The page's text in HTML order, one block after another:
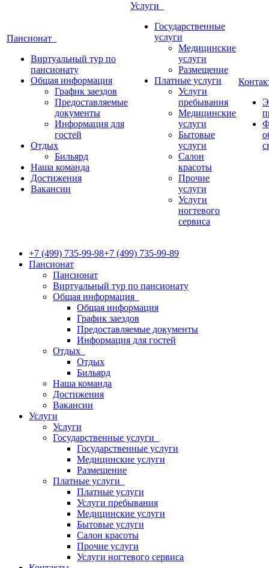
Пансионат
Виртуальный тур по
пансионату
Общая информация
График заездов
Предоставляемые
документы
Информация для
гостей
Отдых
Бильярд
Наша команда
Достижения
Вакансии
Услуги
Государственные
услуги
Медицинские
услуги
Размещение
Платные услуги
Услуги
пребывания
Медицинские
услуги
Бытовые
услуги
Салон
красоты
Прочие
услуги
Услуги
ногтевого
сервиса
+7 (499) 735-99-98+7 (499) 735-99-89
Пансионат
Пансионат
Виртуальный тур по пансионату
Общая информация
Общая информация
График заездов
Предоставляемые документы
Информация для гостей
Отдых
Отдых
Бильярд
Наша команда
Достижения
Вакансии
Услуги
Услуги
Государственные услуги
Государственные услуги
Медицинские услуги
Размещение
Платные услуги
Платные услуги
Услуги пребывания
Медицинские услуги
Бытовые услуги
Салон красоты
Прочие услуги
Услуги ногтевого сервиса